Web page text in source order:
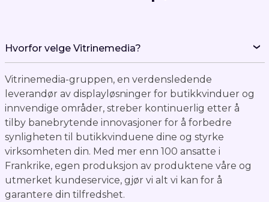
innvendige områder, streber kontinuerlig etter å
synligheten til butikkvinduene dine og styrke
virksomheten din. Med mer enn 100 ansatte i
Frankrike, egen produksjon av produktene våre og
utmerket kundeservice, gjør vi alt vi kan for å
garantere din tilfredshet.
Hvilke løsninger tilbyr Vitrinemedia?